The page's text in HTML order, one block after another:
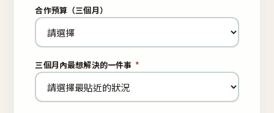
合作預算（三個月）
三個月內最想解決的一件事 *